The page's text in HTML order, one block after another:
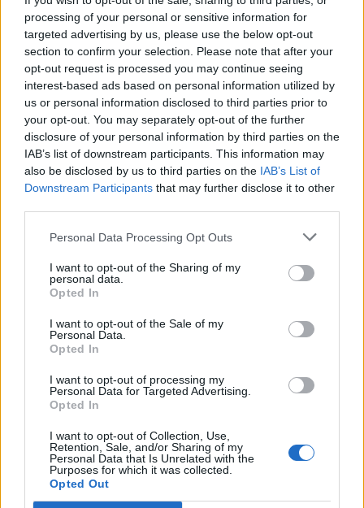
processing of your personal or sensitive information for
targeted advertising by us, please use the below opt-out
section to confirm your selection. Please note that after your
opt-out request is processed you may continue seeing
interest-based ads based on personal information utilized by
us or personal information disclosed to third parties prior to
your opt-out. You may separately opt-out of the further
disclosure of your personal information by third parties on the
IAB’s list of downstream participants. This information may
also be disclosed by us to third parties on the IAB’s List of
Downstream Participants that may further disclose it to other
Personal Data Processing Opt Outs
I want to opt-out of the Sharing of my
personal data.
Opted In
I want to opt-out of the Sale of my
Personal Data.
Opted In
I want to opt-out of processing my
Personal Data for Targeted Advertising.
Opted In
I want to opt-out of Collection, Use,
Retention, Sale, and/or Sharing of my
Personal Data that Is Unrelated with the
Purposes for which it was collected.
Opted Out